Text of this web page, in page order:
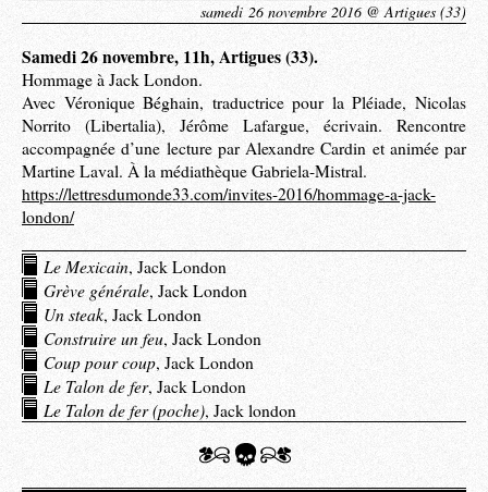
samedi 26 novembre 2016 @ Artigues (33)
Samedi 26 novembre, 11h, Artigues (33).
Hommage à Jack London.
Avec Véronique Béghain, traductrice pour la Pléiade, Nicolas
Norrito (Libertalia), Jérôme Lafargue, écrivain. Rencontre
accompagnée d’une lecture par Alexandre Cardin et animée par
Martine Laval. À la médiathèque Gabriela-Mistral.
https://lettresdumonde33.com/invites-2016/hommage-a-jack-
london/
Le Mexicain, Jack London
Grève générale, Jack London
Un steak, Jack London
Construire un feu, Jack London
Coup pour coup, Jack London
Le Talon de fer, Jack London
Le Talon de fer (poche), Jack london